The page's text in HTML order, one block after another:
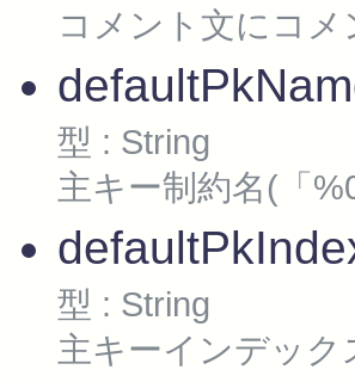
コメント文にコ
型 : String
主キー制約名(「
型 : String
主キーインデック